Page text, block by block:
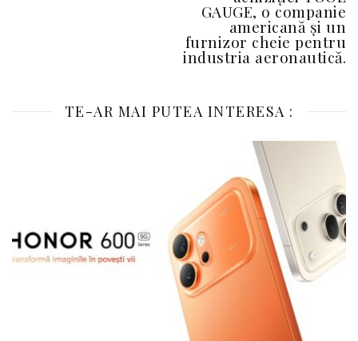
GAUGE, o companie
americană și un
furnizor cheie pentru
industria aeronautică.
TE-AR MAI PUTEA INTERESA :